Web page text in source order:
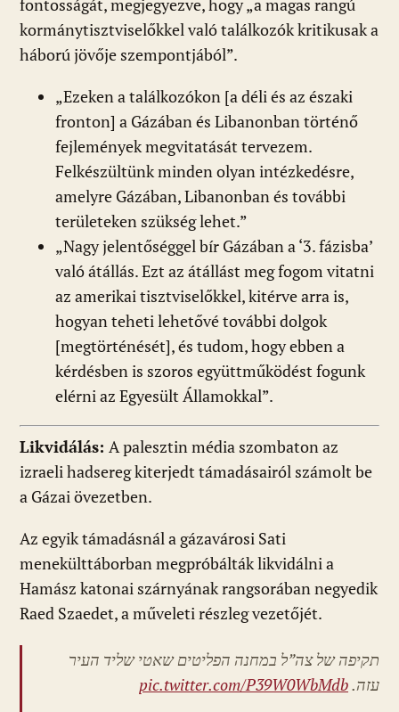
fontosságát, megjegyezve, hogy „a magas rangú
kormánytisztviselőkkel való találkozók kritikusak a
háború jövője szempontjából”.
„Ezeken a találkozókon [a déli és az északi
fronton] a Gázában és Libanonban történő
fejlemények megvitatását tervezem.
Felkészültünk minden olyan intézkedésre,
amelyre Gázában, Libanonban és további
területeken szükség lehet.”
„Nagy jelentőséggel bír Gázában a ‘3. fázisba’
való átállás. Ezt az átállást meg fogom vitatni
az amerikai tisztviselőkkel, kitérve arra is,
hogyan teheti lehetővé további dolgok
[megtörténését], és tudom, hogy ebben a
kérdésben is szoros együttműködést fogunk
elérni az Egyesült Államokkal”.
Likvidálás: A palesztin média szombaton az
izraeli hadsereg kiterjedt támadásairól számolt be
a Gázai övezetben.
Az egyik támadásnál a gázavárosi Sati
menekülttáborban megpróbálták likvidálni a
Hamász katonai szárnyának rangsorában negyedik
Raed Szaedet, a műveleti részleg vezetőjét.
תקיפה של צה”ל במחנה הפליטים שאטי שליד העיר
עזה.pic.twitter.com/P39W0WbMdb